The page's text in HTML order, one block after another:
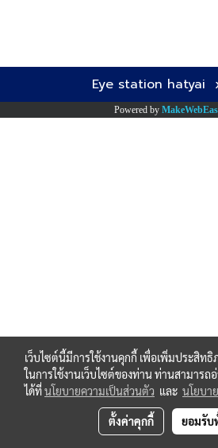
Eye station hatyai
Powered by
เว็บไซต์นี้มีการใช้งานคุกกี้ เพื่อเพิ่มประสิ
ในการใช้งานเว็บไซต์ของท่าน ท่านสามารถ
ได้ที่นโยบายความเป็นส่วนตัว และ นโยบา
ตั้งค่าคุกกี้ ยอมรับ